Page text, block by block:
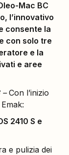
Mac BC
l’innovativo
consente la
con solo tre
e la
e aree
–Con l’inizio
2410 S e
e pulizia dei